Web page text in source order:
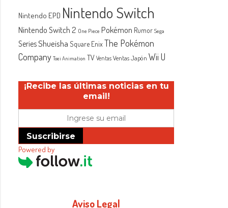
Nintendo EPD Nintendo Switch
Nintendo Switch 2 One Piece Pokémon Rumor Sega
SeriesShueisha Square EnixThe Pokémon
Company Toei Animation TV Ventas Ventas Japón Wii U
¡Recibe las últimas noticias en tu
email!
Suscribirse
Powered by
Aviso Legal